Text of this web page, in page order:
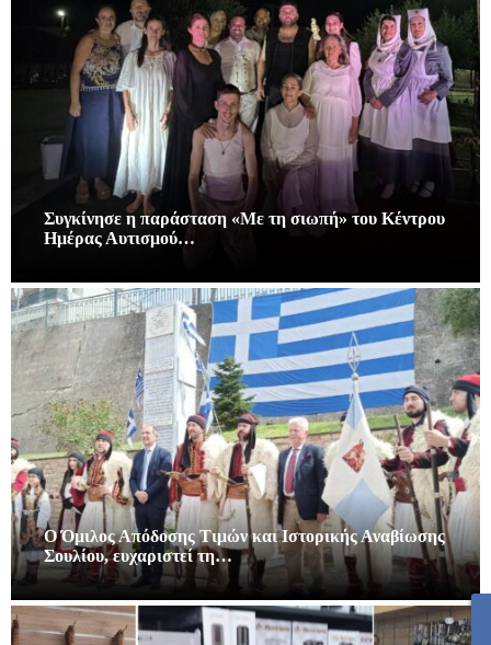
Συγκίνησε η παράσταση «Με τη σιωπή» του Κέντρου
Ημέρας Αυτισμού…
Ο Όμιλος Απόδοσης Τιμών και Ιστορικής Αναβίωσης
Σουλίου, ευχαριστεί τη…